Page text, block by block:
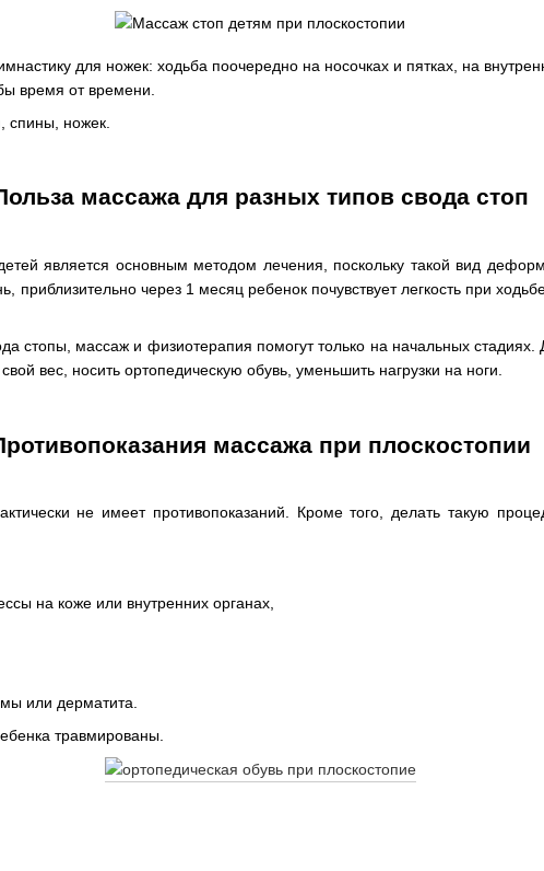
для ножек: ходьба поочередно на носочках и пятках, на
время от времени.
спины, ножек.
массажа для разных типов свода стоп
является основным методом лечения, поскольку такой вид
приблизительно через 1 месяц ребенок почувствует легкость при
стопы, массаж и физиотерапия помогут только на начальных
вес, носить ортопедическую обувь, уменьшить нагрузки на ноги.
массажа при плоскостопии
не имеет противопоказаний. Кроме того, делать такую
на коже или внутренних органах,
или дерматита.
травмированы.